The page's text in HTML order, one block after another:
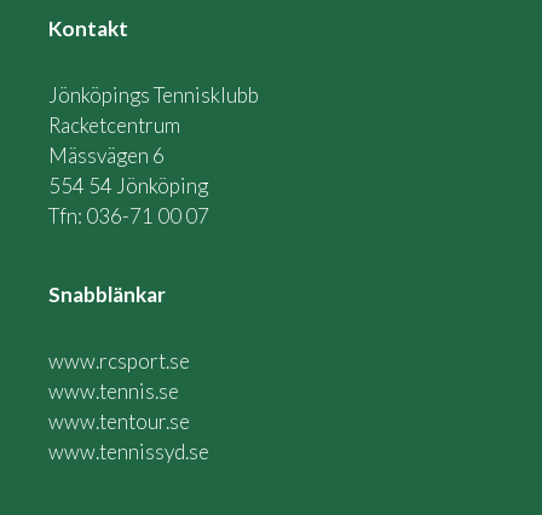
Kontakt
Jönköpings Tennisklubb
Racketcentrum
Mässvägen 6
554 54 Jönköping
Tfn: 036-71 00 07
Snabblänkar
www.rcsport.se
www.tennis.se
www.tentour.se
www.tennissyd.se